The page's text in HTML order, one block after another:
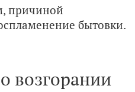
причиной
бытовки.
возгорании